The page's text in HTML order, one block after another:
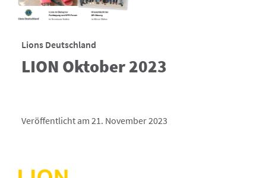
Lions Deutschland
LION Oktober 2023
Veröffentlicht am 21. November 2023